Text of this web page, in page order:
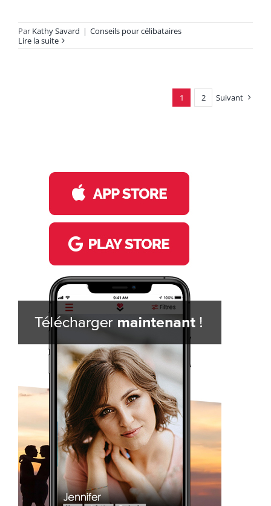
Par Kathy Savard | Conseils pour célibataires
Lire la suite
1 2 Suivant